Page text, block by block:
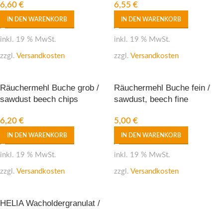
6,60 €
IN DEN WARENKORB
inkl. 19 % MwSt.
zzgl. Versandkosten
6,55 €
IN DEN WARENKORB
inkl. 19 % MwSt.
zzgl. Versandkosten
Räuchermehl Buche grob /
sawdust beech chips
6,20 €
IN DEN WARENKORB
inkl. 19 % MwSt.
zzgl. Versandkosten
Räuchermehl Buche fein /
sawdust, beech fine
5,00 €
IN DEN WARENKORB
inkl. 19 % MwSt.
zzgl. Versandkosten
HELIA Wacholdergranulat /